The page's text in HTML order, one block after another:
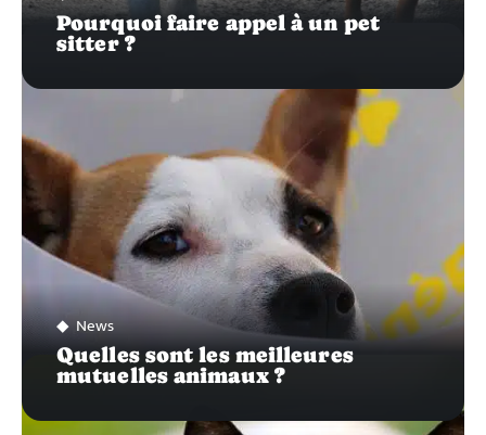
Pourquoi faire appel à un pet
sitter ?
News
Quelles sont les meilleures
mutuelles animaux ?